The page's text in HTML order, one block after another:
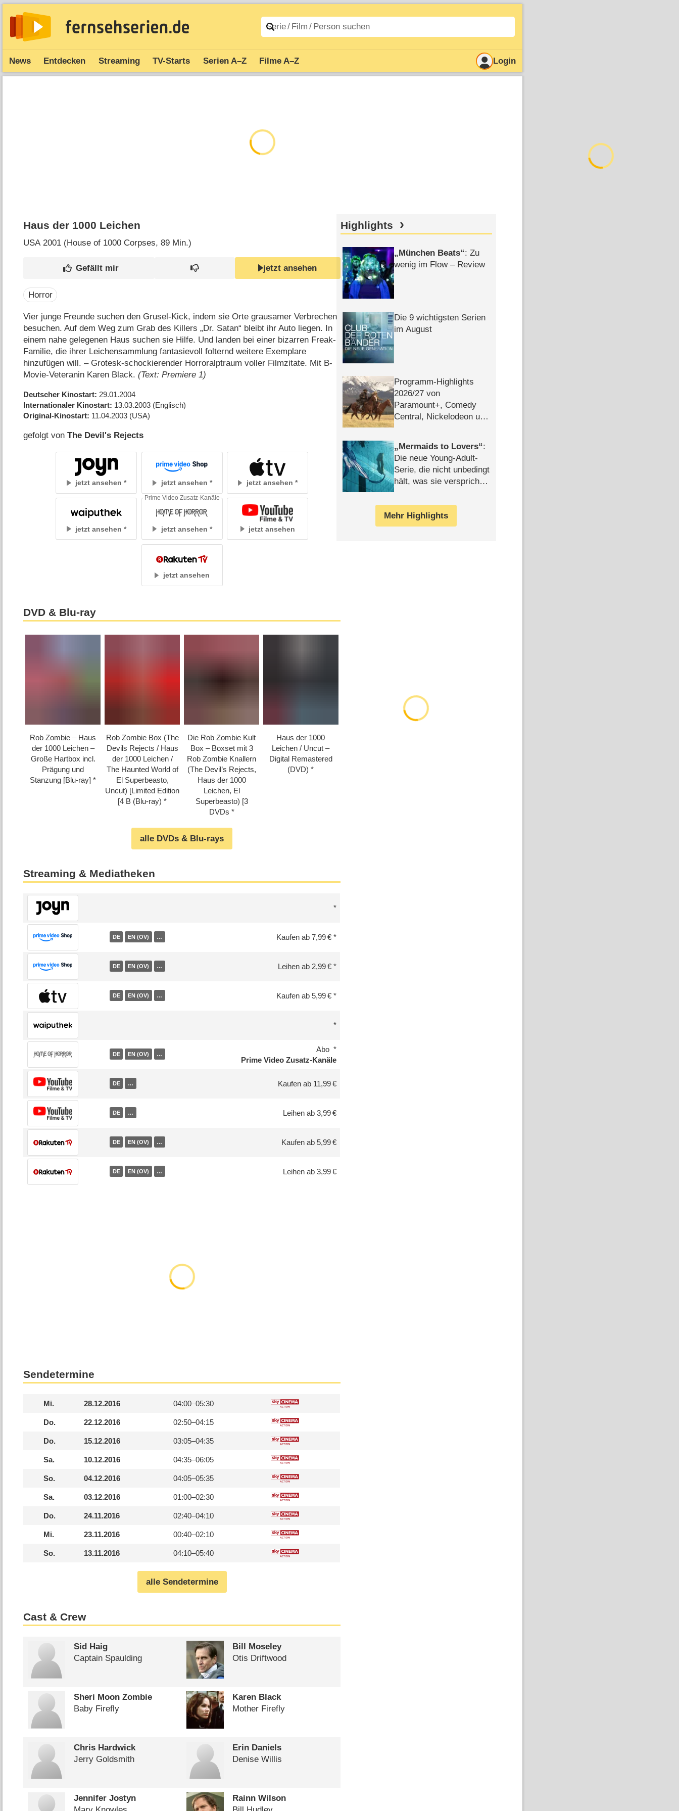
News Entdecken Streaming TV-Starts Serien A–Z Filme A–Z Login
Haus der 1000 Leichen
USA2001 (House of 1000 Corpses‎, 89 Min.)
jetzt ansehen
Horror
Vier junge Freunde suchen den Grusel-Kick, indem sie Orte grausamer Verbrechen
besuchen. Auf dem Weg zum Grab des Killers „Dr. Satan“ bleibt ihr Auto liegen. In
einem nahe gelegenen Haus suchen sie Hilfe. Und landen bei einer bizarren Freak-
Familie, die ihrer Leichensammlung fantasievoll folternd weitere Exemplare
hinzufügen will. – Grotesk-schockierender Horroralptraum voller Filmzitate. Mit B-
Movie-Veteranin Karen Black.(Text: Premiere 1)
Deutscher Kinostart 29.01.2004
Internationaler Kinostart 13.03.2003 (Englisch)
Original-Kinostart 11.04.2003 (USA)
gefolgt vonThe Devil's Rejects
jetzt ansehen jetzt ansehen jetzt ansehen
jetzt ansehen jetzt ansehen
Prime Video Zusatz-Kanäle
jetzt ansehen
jetzt ansehen
DVD & Blu-ray
Rob Zombie – Haus
der 1000 Leichen –
Große Hartbox incl.
Prägung und
Stanzung [Blu-ray]
Rob Zombie Box (The
Devils Rejects /​ Haus
der 1000 Leichen /​
The Haunted World of
El Superbeasto,
Uncut) [Limited Edition
[4 B (Blu-ray)
Die Rob Zombie Kult
Box – Boxset mit 3
Rob Zombie Knallern
(The Devil’s Rejects,
Haus der 1000
Leichen, El
Superbeasto) [3
DVDs
Haus der 1000
Leichen /​ Uncut –
Digital Remastered
(DVD)
alle DVDs & Blu-rays
Streaming & Mediatheken
DE EN (OV) … Kaufen ab 7,99 €
DE EN (OV) … Leihen ab 2,99 €
DE EN (OV) … Kaufen ab 5,99 €
DE EN (OV) …
Abo
Prime Video Zusatz-Kanäle
DE … Kaufen ab 11,99 €
DE … Leihen ab 3,99 €
DE EN (OV) … Kaufen ab 5,99 €
DE EN (OV) … Leihen ab 3,99 €
Sendetermine
Mi. 28.12.2016 04:00–05:30
Do. 22.12.2016 02:50–04:15
Do. 15.12.2016 03:05–04:35
Sa. 10.12.2016 04:35–06:05
So. 04.12.2016 04:05–05:35
Sa. 03.12.2016 01:00–02:30
Do. 24.11.2016 02:40–04:10
Mi. 23.11.2016 00:40–02:10
So. 13.11.2016 04:10–05:40
alle Sendetermine
Cast & Crew
Sid Haig
Captain Spaulding
Bill Moseley
Otis Driftwood
Sheri Moon Zombie
Baby Firefly
Karen Black
Mother Firefly
Chris Hardwick
Jerry Goldsmith
Erin Daniels
Denise Willis
Jennifer Jostyn
Rainn Wilson
Highlights
München Beats : Zu
wenig im Flow – Review
Die 9 wichtigsten Serien
im August
Programm-Highlights
2026/​27 von
Paramount+, Comedy
Central, Nickelodeon und
Mermaids to Lovers :
Die neue Young-Adult-
Serie, die nicht unbedingt
hält, was sie verspricht –
Mehr Highlights